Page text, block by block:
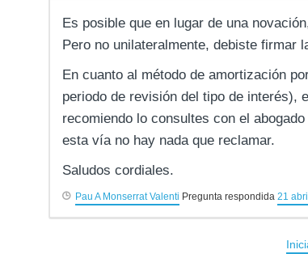
Es posible que en lugar de una
Pero no unilateralmente, debiste firmar
En cuanto al método de amortización
periodo de revisión del tipo de interés),
recomiendo lo consultes con el
esta vía no hay nada que reclamar.
Saludos cordiales.
Pau A Monserrat Valenti Pregunta respondida 21